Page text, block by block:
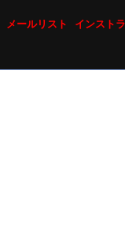
メールリスト インスト